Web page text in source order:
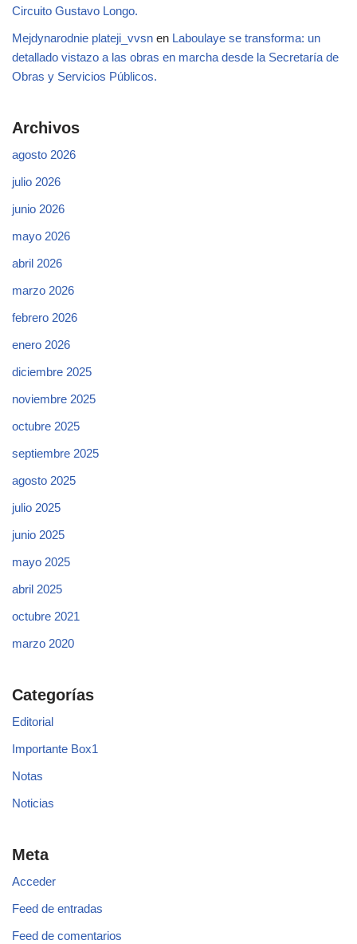
Circuito Gustavo Longo.
Mejdynarodnie plateji_vvsn en Laboulaye se transforma: un
detallado vistazo a las obras en marcha desde la Secretaría de
Obras y Servicios Públicos.
Archivos
agosto 2026
julio 2026
junio 2026
mayo 2026
abril 2026
marzo 2026
febrero 2026
enero 2026
diciembre 2025
noviembre 2025
octubre 2025
septiembre 2025
agosto 2025
julio 2025
junio 2025
mayo 2025
abril 2025
octubre 2021
marzo 2020
Categorías
Editorial
Importante Box1
Notas
Noticias
Meta
Acceder
Feed de entradas
Feed de comentarios